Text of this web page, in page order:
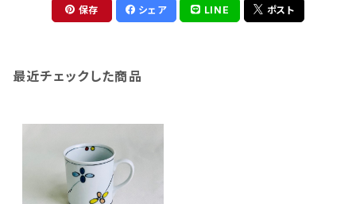
保存 シェア LINE ポスト
最近チェックした商品